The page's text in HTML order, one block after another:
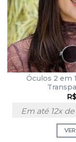
Óculos 2 em
R$
Em até 12x de